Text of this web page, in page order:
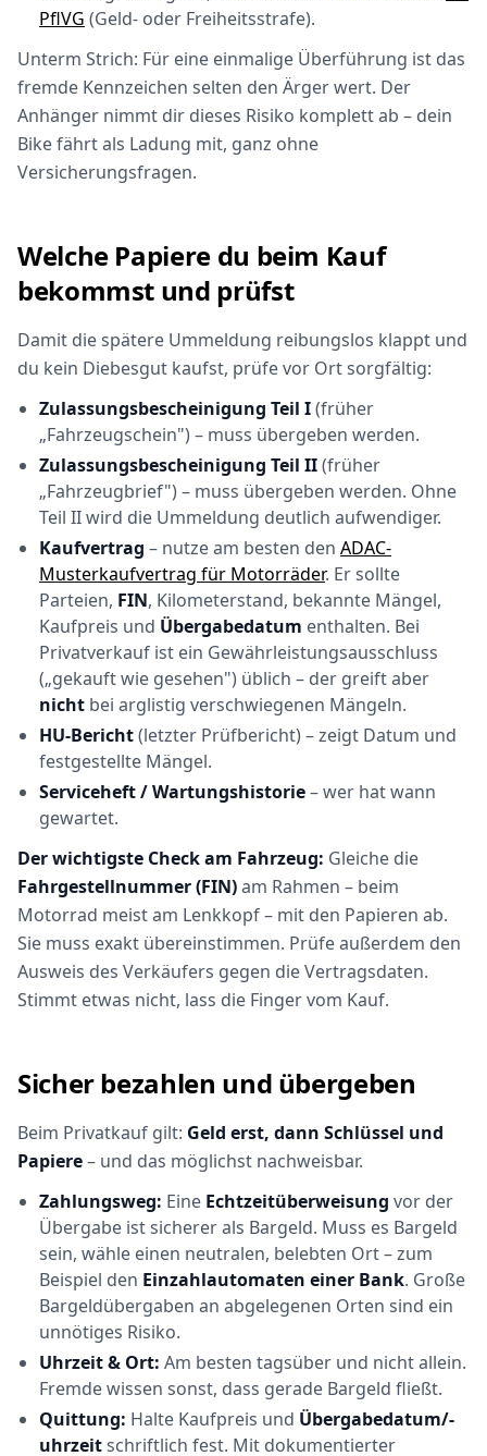
PflVG (Geld- oder Freiheitsstrafe).
Unterm Strich: Für eine einmalige Überführung ist das
fremde Kennzeichen selten den Ärger wert. Der
Anhänger nimmt dir dieses Risiko komplett ab – dein
Bike fährt als Ladung mit, ganz ohne
Versicherungsfragen.
Welche Papiere du beim Kauf
bekommst und prüfst
Damit die spätere Ummeldung reibungslos klappt und
du kein Diebesgut kaufst, prüfe vor Ort sorgfältig:
Zulassungsbescheinigung Teil I(früher
„Fahrzeugschein") – muss übergeben werden.
Zulassungsbescheinigung Teil II(früher
„Fahrzeugbrief") – muss übergeben werden. Ohne
Teil II wird die Ummeldung deutlich aufwendiger.
Kaufvertrag – nutze am besten den ADAC-
Musterkaufvertrag für Motorräder. Er sollte
Parteien, FIN, Kilometerstand, bekannte Mängel,
Kaufpreis und Übergabedatum enthalten. Bei
Privatverkauf ist ein Gewährleistungsausschluss
(„gekauft wie gesehen") üblich – der greift aber
nicht bei arglistig verschwiegenen Mängeln.
HU-Bericht(letzter Prüfbericht) – zeigt Datum und
festgestellte Mängel.
Serviceheft / Wartungshistorie– wer hat wann
gewartet.
Der wichtigste Check am Fahrzeug: Gleiche die
Fahrgestellnummer (FIN)am Rahmen – beim
Motorrad meist am Lenkkopf – mit den Papieren ab.
Sie muss exakt übereinstimmen. Prüfe außerdem den
Ausweis des Verkäufers gegen die Vertragsdaten.
Stimmt etwas nicht, lass die Finger vom Kauf.
Sicher bezahlen und übergeben
Beim Privatkauf gilt: Geld erst, dann Schlüssel und
Papiere– und das möglichst nachweisbar.
Zahlungsweg: Eine Echtzeitüberweisung vor der
Übergabe ist sicherer als Bargeld. Muss es Bargeld
sein, wähle einen neutralen, belebten Ort – zum
Beispiel den Einzahlautomaten einer Bank. Große
Bargeldübergaben an abgelegenen Orten sind ein
unnötiges Risiko.
Uhrzeit & Ort: Am besten tagsüber und nicht allein.
Fremde wissen sonst, dass gerade Bargeld fließt.
Quittung: Halte Kaufpreis und Übergabedatum/-
uhrzeitschriftlich fest. Mit dokumentierter